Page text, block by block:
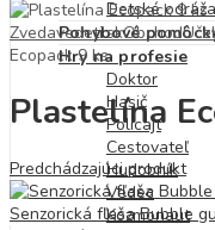
Detské
Pohybové
Hry na profesie
Doktor
Hasič
Policajt
Cestovateľ
Hudobník
Vedec
Kozmonaut
Zvedavedeti.skObchod
Ecopack 9 ks
Plastelína
Predchádzajúci produkt
Senzorická fľaša Bubble